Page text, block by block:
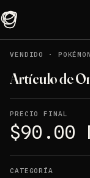
VENDIDO
· POKÉMON
Artículo de
PRECIO FINAL
$90.00
CATEGORÍA